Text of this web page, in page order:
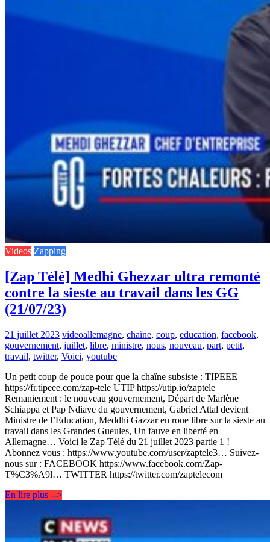
Videos Zapping
[Zap Télé] Medhi Ghezzar ultra remonté
contre la sieste au travail dans les GG
(21/07/23)
21 juillet 2023 videoallemagne, chaîne, coup, education, facebook,
gouvernement, juillet, libre, ministre, nous, nouveau, part, petit,
travail, twitter, Voici, youtube
Un petit coup de pouce pour que la chaîne subsiste : TIPEEE
https://fr.tipeee.com/zap-tele UTIP https://utip.io/zaptele
Remaniement : le nouveau gouvernement, Départ de Marlène
Schiappa et Pap Ndiaye du gouvernement, Gabriel Attal devient
Ministre de l’Education, Meddhi Gazzar en roue libre sur la sieste au
travail dans les Grandes Gueules, Un fauve en liberté en
Allemagne… Voici le Zap Télé du 21 juillet 2023 partie 1 !
Abonnez vous : https://www.youtube.com/user/zaptele3… Suivez-
nous sur : FACEBOOK https://www.facebook.com/Zap-
T%C3%A9l… TWITTER https://twitter.com/zaptelecom
En lire plus -->